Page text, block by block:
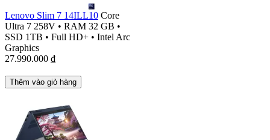
Lenovo Slim 7 14ILL10 Core
Ultra 7 258V • RAM 32 GB •
SSD 1TB • Full HD+ • Intel Arc
Graphics
27.990.000 ₫
Thêm vào giỏ hàng